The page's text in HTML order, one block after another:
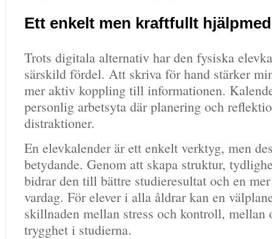
Ett enkelt men kraftfullt
Trots digitala alternativ har den fysiska
särskild fördel. Att skriva för hand stärker
mer aktiv koppling till informationen.
personlig arbetsyta där planering och
distraktioner.
En elevkalender är ett enkelt verktyg, men
betydande. Genom att skapa struktur,
bidrar den till bättre studieresultat och en
vardag. För elever i alla åldrar kan en
skillnaden mellan stress och kontroll, mellan
trygghet i studierna.